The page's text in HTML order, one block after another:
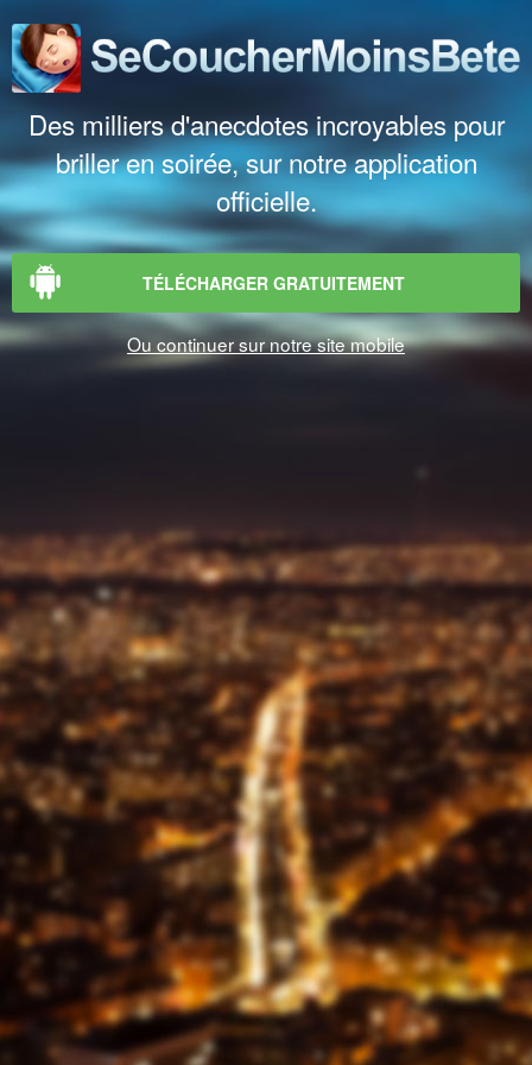
Des milliers d'anecdotes incroyables pour
briller en soirée, sur notre application
officielle.
TÉLÉCHARGER GRATUITEMENT
Ou continuer sur notre site mobile